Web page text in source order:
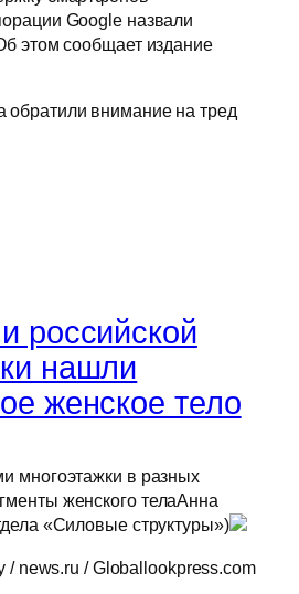
Google назвали
этом сообщает издание
внимание на тред
российской
нашли
женское тело
многоэтажки в разных
женского телаАнна
«Силовые структуры»)
/ news.ru / Globallookpress.com